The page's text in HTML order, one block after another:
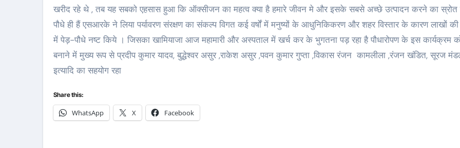
खरीद रहे थे , तब यह सबको एहसास हुआ कि ऑक्सीजन का महत्व क्या है हमारे जीवन मे और इसके सबसे अच्छे उत्पादन करने का
पौधे ही हैं एसआरके ने लिया पर्यावरण संरक्षण का संकल्प विगत कई वर्षों में मनुष्यों के आधुनिकिकरण और शहर विस्तार के कारण लाखों
में पेड़-पौधे नष्ट किये । जिसका खामियाजा आज महामारी और अस्पताल में खर्च कर के भुगतना पड़ रहा है पौधारोपण के इस कार्यक्रम
बनाने में मुख्य रूप से प्रदीप कुमार यादव, बुद्धेश्वर असुर ,राकेश असुर ,पवन कुमार गुप्ता ,विकास रंजन कामलीला ,रंजन खंडित, सूरज
इत्यादि का सहयोग रहा
Share this:
WhatsApp X Facebook